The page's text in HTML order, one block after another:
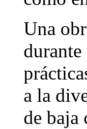
Una
a la
de baja